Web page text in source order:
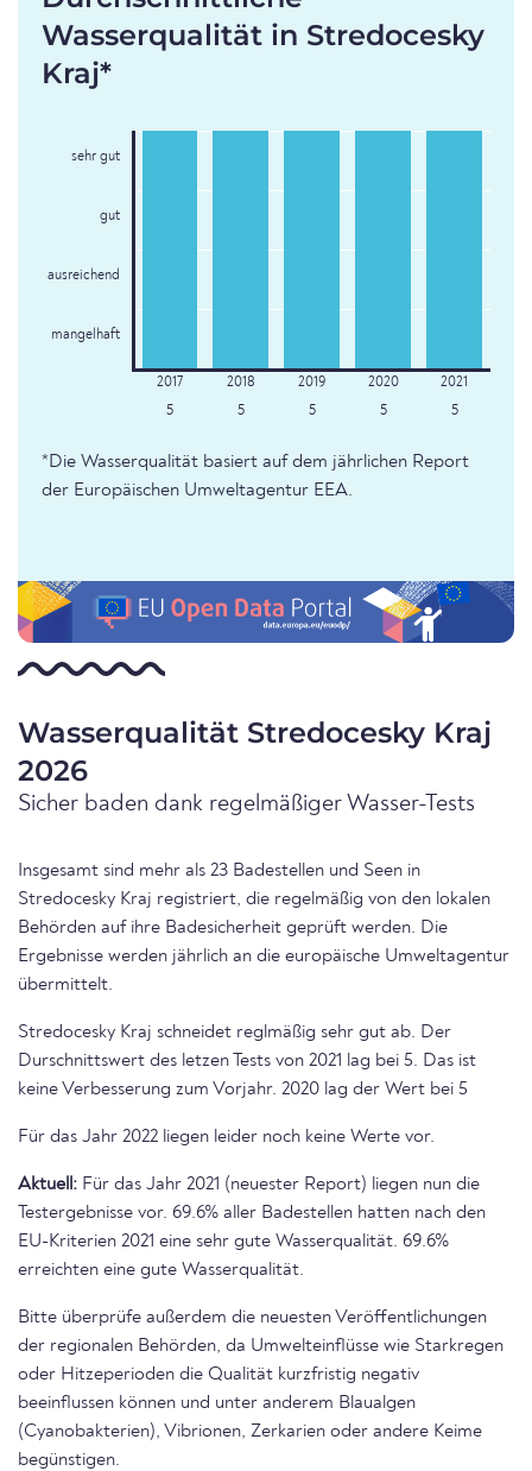
Wasserqualität in Stredocesky
Kraj*
sehr gut
gut
ausreichend
mangelhaft
5 5 5 5 5
*Die Wasserqualität basiert auf dem jährlichen Report
der Europäischen Umweltagentur EEA.
Wasserqualität Stredocesky Kraj
2026
Sicher baden dank regelmäßiger Wasser-Tests
Insgesamt sind mehr als 23 Badestellen und Seen in
Stredocesky Kraj registriert, die regelmäßig von den lokalen
Behörden auf ihre Badesicherheit geprüft werden. Die
Ergebnisse werden jährlich an die europäische Umweltagentur
übermittelt.
Stredocesky Kraj schneidet reglmäßig sehr gut ab. Der
Durschnittswert des letzen Tests von 2021 lag bei 5. Das ist
keine Verbesserung zum Vorjahr. 2020 lag der Wert bei 5
Für das Jahr 2022 liegen leider noch keine Werte vor.
Aktuell: Für das Jahr 2021 (neuester Report) liegen nun die
Testergebnisse vor. 69.6% aller Badestellen hatten nach den
EU-Kriterien 2021 eine sehr gute Wasserqualität. 69.6%
erreichten eine gute Wasserqualität.
Bitte überprüfe außerdem die neuesten Veröffentlichungen
der regionalen Behörden, da Umwelteinflüsse wie Starkregen
oder Hitzeperioden die Qualität kurzfristig negativ
beeinflussen können und unter anderem Blaualgen
(Cyanobakterien), Vibrionen, Zerkarien oder andere Keime
begünstigen.